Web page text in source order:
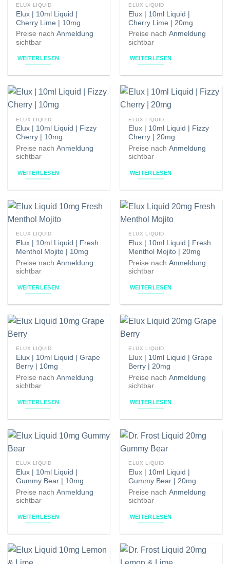
ELUX LIQUID
Elux | 10ml Liquid |
Cherry Lime | 10mg
Preise nachAnmeldung
sichtbar
WEITERLESEN
ELUX LIQUID
Elux | 10ml Liquid |
Cherry Lime | 20mg
Preise nachAnmeldung
sichtbar
WEITERLESEN
ELUX LIQUID
Elux | 10ml Liquid | Fizzy
Cherry | 10mg
Preise nachAnmeldung
sichtbar
WEITERLESEN
ELUX LIQUID
Elux | 10ml Liquid | Fizzy
Cherry | 20mg
Preise nachAnmeldung
sichtbar
WEITERLESEN
ELUX LIQUID
Elux | 10ml Liquid | Fresh
Menthol Mojito | 10mg
Preise nachAnmeldung
sichtbar
WEITERLESEN
ELUX LIQUID
Elux | 10ml Liquid | Fresh
Menthol Mojito | 20mg
Preise nachAnmeldung
sichtbar
WEITERLESEN
ELUX LIQUID
Elux | 10ml Liquid | Grape
Berry | 10mg
Preise nachAnmeldung
sichtbar
WEITERLESEN
ELUX LIQUID
Elux | 10ml Liquid | Grape
Berry | 20mg
Preise nachAnmeldung
sichtbar
WEITERLESEN
ELUX LIQUID
Elux | 10ml Liquid |
Gummy Bear | 10mg
Preise nachAnmeldung
sichtbar
WEITERLESEN
ELUX LIQUID
Elux | 10ml Liquid |
Gummy Bear | 20mg
Preise nachAnmeldung
sichtbar
WEITERLESEN